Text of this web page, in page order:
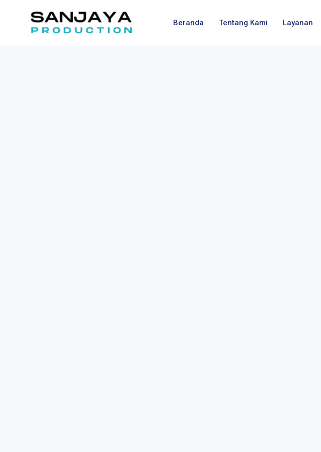
Beranda Tentang Kami Layanan